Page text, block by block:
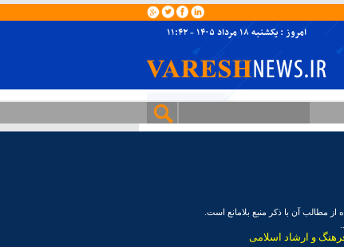
امروز : یکشنبه ۱۸ مرداد ۱۴۰۵ - ۱۱:۴۲
مطالب آن با ذکر منبع بلامانع است.
و ارشاد اسلامی